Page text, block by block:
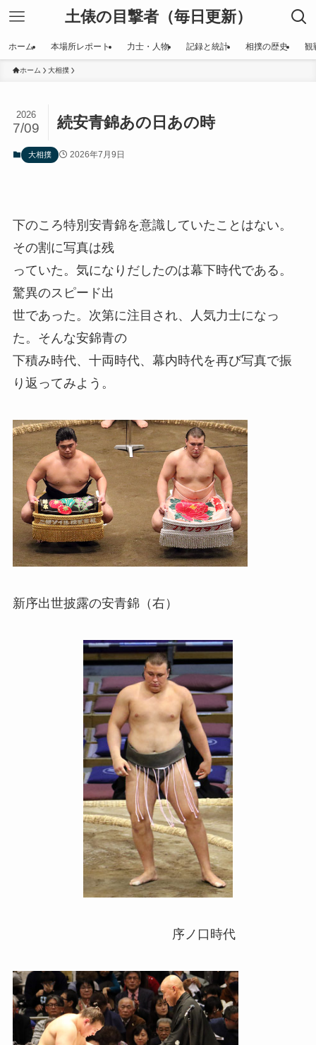
土俵の目撃者（毎日更新）
ホーム 本場所レポート 力士・人物 記録と統計 相撲の歴史 観
ホーム 大相撲
続安青錦あの日あの時
2026
7/09
大相撲 2026年7月9日
下のころ特別安青錦を意識していたことはない。
その割に写真は残
っていた。気になりだしたのは幕下時代である。
驚異のスピード出
世であった。次第に注目され、人気力士になっ
た。そんな安錦青の
下積み時代、十両時代、幕内時代を再び写真で振
り返ってみよう。
新序出世披露の安青錦（右）
序ノ口時代